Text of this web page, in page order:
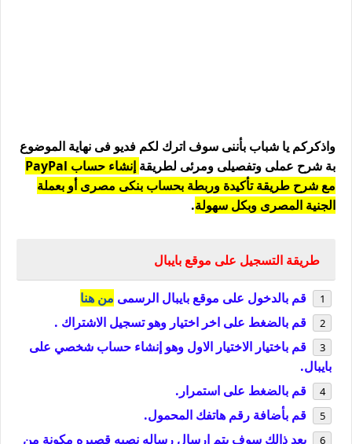
واذكركم يا شباب بأننى سوف اترك لكم فديو فى نهاية الموضوع
بة شرح عملى وتفصيلى ومرئى لطريقة
إنشاء حساب PayPal
مع شرح طريقة تأكيدة وربطة بحساب بنكى مصرى أو بعملة
الجنية المصرى وبكل سهولة.
طريقة التسجيل على موقع بايبال
قم بالدخول على موقع بايبال الرسمى من هنا
قم بالضغط على اخر اختيار وهو تسجيل الاشتراك .
قم باختيار الاختيار الاول وهو إنشاء حساب شخصي على
بايبال.
قم بالضغط على استمرار.
قم بأضافة رقم هاتفك المحمول.
بعد ذالك سوف يتم ارسال رساله نصيه قصيره مكونة من